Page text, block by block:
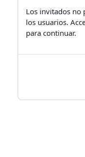
Los invitados no
los usuarios.
para continuar.